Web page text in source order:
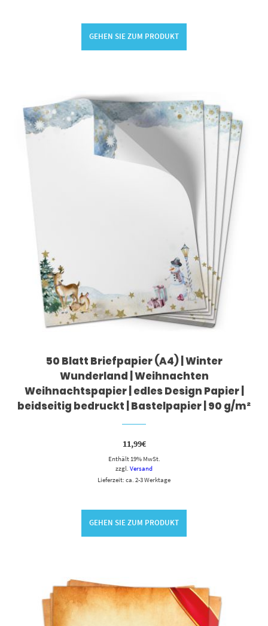
GEHEN SIE ZUM PRODUKT
50 Blatt Briefpapier (A4) | Winter
Wunderland | Weihnachten
Weihnachtspapier | edles Design Papier |
beidseitig bedruckt | Bastelpapier | 90 g/m²
11,99€
Enthält 19% MwSt.
zzgl. Versand
Lieferzeit: ca. 2-3 Werktage
GEHEN SIE ZUM PRODUKT